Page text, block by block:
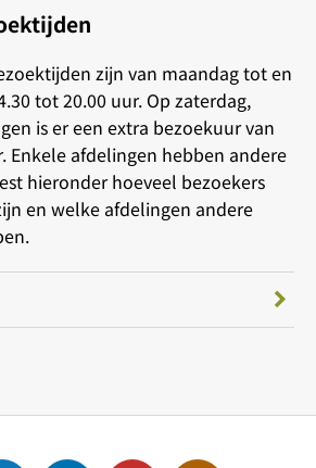
zijn van maandag tot en
tot 20.00 uur. Op zaterdag,
is er een extra bezoekuur van
Enkele afdelingen hebben andere
hieronder hoeveel bezoekers
en welke afdelingen andere